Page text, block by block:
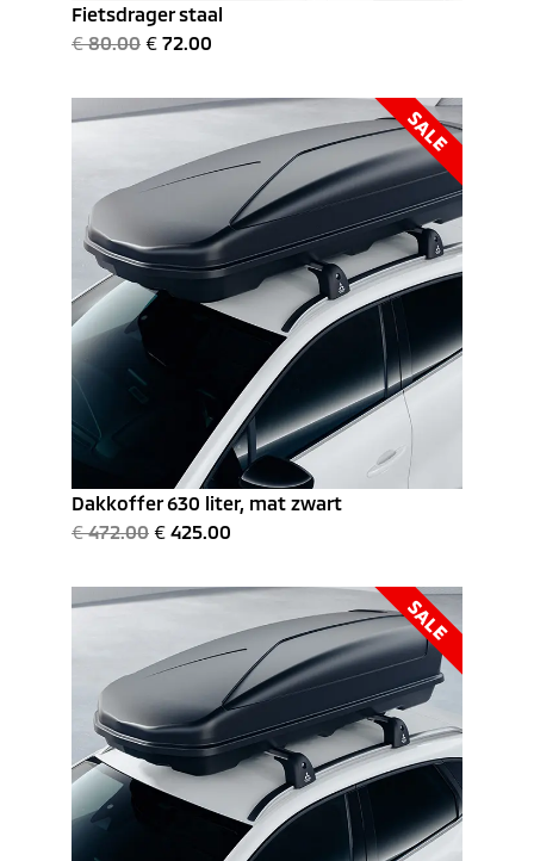
Fietsdrager staal
€ 80.00 € 72.00
SALE
Dakkoffer 630 liter, mat zwart
€ 472.00 € 425.00
SALE